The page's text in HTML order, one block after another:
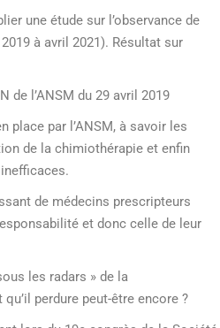
une étude sur l’observance de
à avril 2021). Résultat sur
de l’ANSM du 29 avril 2019
place par l’ANSM, à savoir les
de la chimiothérapie et enfin
de médecins prescripteurs
et donc celle de leur
les radars » de la
perdure peut-être encore ?